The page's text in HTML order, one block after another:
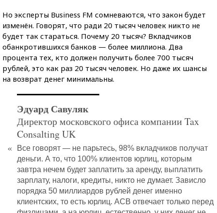
Но эксперты Business FM сомневаются, что закон будет
изменён. Говорят, что ради 20 тысяч человек никто не
будет так стараться. Почему 20 тысяч? Вкладчиков
обанкротившихся банков — более миллиона. Два
процента тех, кто должен получить более 700 тысяч
рублей, это как раз 20 тысяч человек. Но даже их шансы
на возврат денег минимальны.
Эдуард Савуляк
Директор московского офиса компании Tax
Consalting UK
«
Все говорят — не парьтесь, 98% вкладчиков получат
деньги. А то, что 100% клиентов юрлиц, которым
завтра нечем будет заплатить за аренду, выплатить
зарплату, налоги, кредиты, никто не думает. Зависло
порядка 50 миллиардов рублей денег именно
клиентских, то есть юрлиц. АСВ отвечает только перед